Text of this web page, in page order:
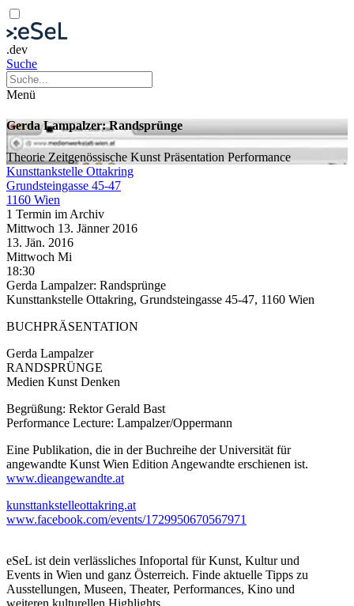
.dev
Suche
Menü
Gerda Lampalzer: Randsprünge
Theorie Zeitgenössische Kunst Präsentation Performance
Kunsttankstelle Ottakring
Grundsteingasse 45-47
1160 Wien
1 Termin im Archiv
Mittwoch 13. Jänner 2016
13. Jän. 2016
Mittwoch Mi
18:30
Gerda Lampalzer: Randsprünge
Kunsttankstelle Ottakring, Grundsteingasse 45-47, 1160 Wien
BUCHPRÄSENTATION
Gerda Lampalzer
RANDSPRÜNGE
Medien Kunst Denken
Begrüßung: Rektor Gerald Bast
Performance Lecture: Lampalzer/Oppermann
Eine Publikation, die in der Buchreihe der Universität für
angewandte Kunst Wien Edition Angewandte erschienen ist.
www.dieangewandte.at
kunsttankstelleottakring.at
www.facebook.com/events/1729950670567971
eSeL ist dein verlässliches Infoportal für Kunst, Kultur und
Events in Wien und ganz Österreich. Finde aktuelle Tipps zu
Ausstellungen, Museen, Theater, Performances, Kino und
weiteren kulturellen Highlights.